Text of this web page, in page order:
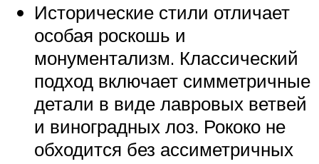
Исторические стили отличает
особая роскошь и
монументализм. Классический
подход включает симметричные
детали в виде лавровых ветвей
и виноградных лоз. Рококо не
обходится без ассиметричных